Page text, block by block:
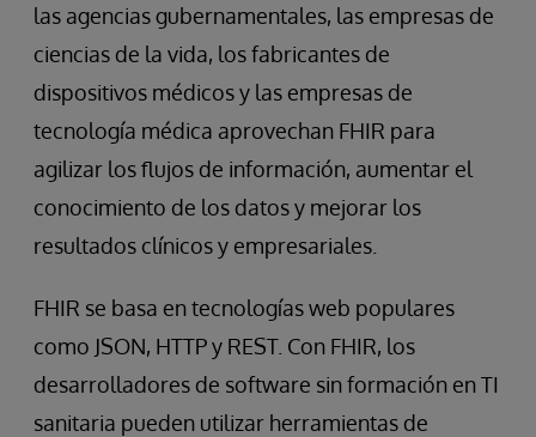
las agencias gubernamentales, las empresas de
ciencias de la vida, los fabricantes de
dispositivos médicos y las empresas de
tecnología médica aprovechan FHIR para
agilizar los flujos de información, aumentar el
conocimiento de los datos y mejorar los
resultados clínicos y empresariales.
FHIR se basa en tecnologías web populares
como JSON, HTTP y REST. Con FHIR, los
desarrolladores de software sin formación en TI
sanitaria pueden utilizar herramientas de